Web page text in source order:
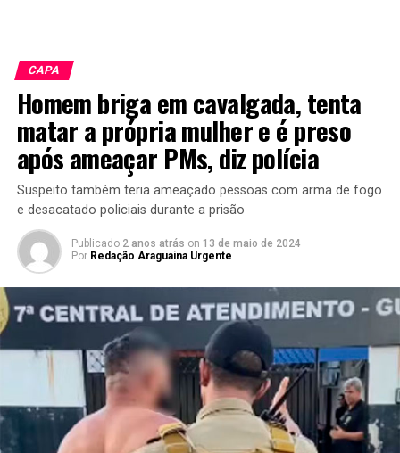
CAPA
Homem briga em cavalgada, tenta
matar a própria mulher e é preso
após ameaçar PMs, diz polícia
Suspeito também teria ameaçado pessoas com arma de fogo
e desacatado policiais durante a prisão
Publicado 2 anos atrás on 13 de maio de 2024
Por Redação Araguaina Urgente